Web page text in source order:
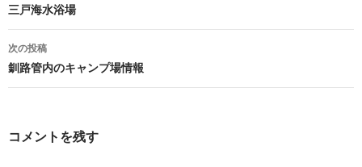
投
稿
ナ
ゲ
三戸海水浴場
次の投稿
釧路管内のキャンプ場情報
コメントを残す